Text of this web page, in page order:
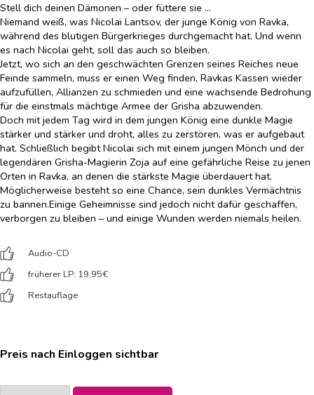
Stell dich deinen Dämonen – oder füttere sie ...
Niemand weiß, was Nicolai Lantsov, der junge König von Ravka,
während des blutigen Bürgerkrieges durchgemacht hat. Und wenn
es nach Nicolai geht, soll das auch so bleiben.
Jetzt, wo sich an den geschwächten Grenzen seines Reiches neue
Feinde sammeln, muss er einen Weg finden, Ravkas Kassen wieder
aufzufüllen, Allianzen zu schmieden und eine wachsende Bedrohung
für die einstmals mächtige Armee der Grisha abzuwenden.
Doch mit jedem Tag wird in dem jungen König eine dunkle Magie
stärker und stärker und droht, alles zu zerstören, was er aufgebaut
hat. Schließlich begibt Nicolai sich mit einem jungen Mönch und der
legendären Grisha-Magierin Zoja auf eine gefährliche Reise zu jenen
Orten in Ravka, an denen die stärkste Magie überdauert hat.
Möglicherweise besteht so eine Chance, sein dunkles Vermächtnis
zu bannen.Einige Geheimnisse sind jedoch nicht dafür geschaffen,
verborgen zu bleiben – und einige Wunden werden niemals heilen.
Audio-CD
früherer LP: 19,95€
Restauflage
Preis nach Einloggen sichtbar